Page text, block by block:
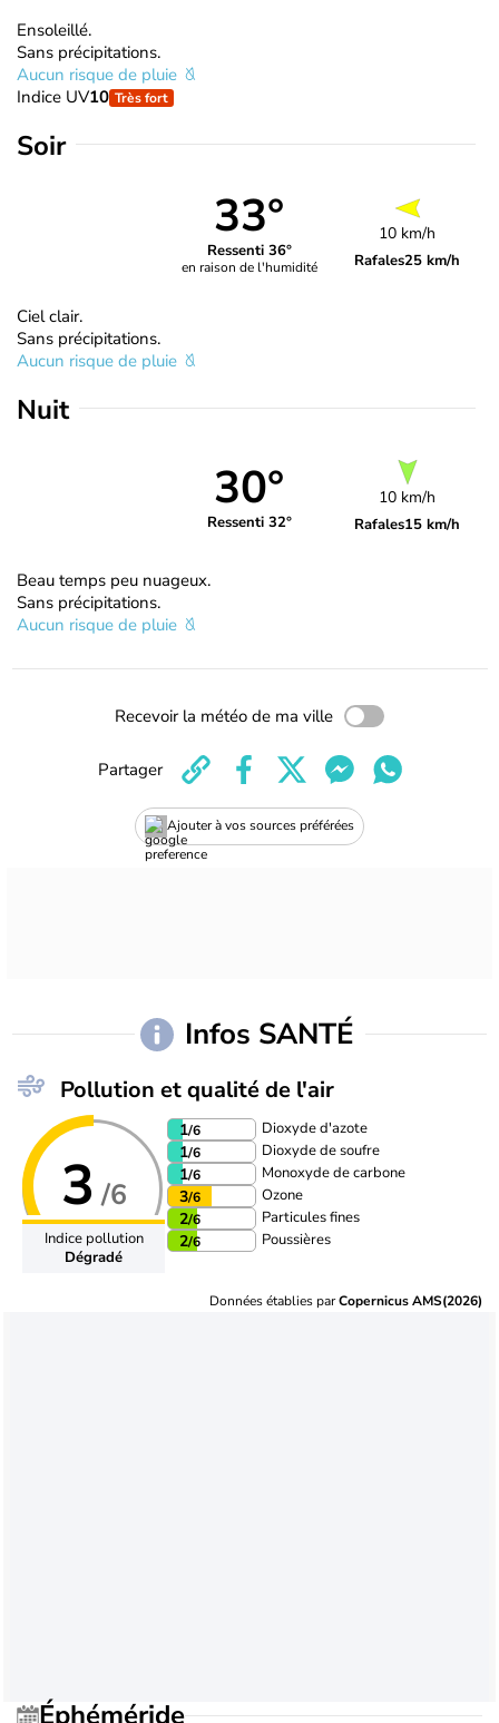
Ensoleillé.
Sans précipitations.
Aucun risque de pluie
Indice UV10 Très fort
Soir
33°
Ressenti 36°
en raison de l'humidité
10 km/h
Rafales25 km/h
Ciel clair.
Sans précipitations.
Aucun risque de pluie
Nuit
30°
Ressenti 32°
10 km/h
Rafales15 km/h
Beau temps peu nuageux.
Sans précipitations.
Aucun risque de pluie
Recevoir la météo de ma ville
Ajouter à vos sources préférées
Partager
Infos SANTÉ
Pollution et qualité de l'air
3 /6
Indice pollution
Dégradé
1/6 Dioxyde d'azote
1/6 Dioxyde de soufre
1/6 Monoxyde de carbone
3/6 Ozone
2/6 Particules fines
2/6 Poussières
Données établies parCopernicus AMS(2026)
Éphéméride